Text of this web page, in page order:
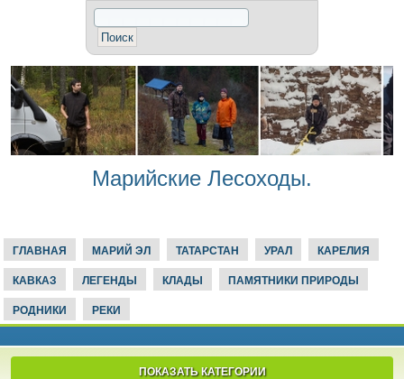
Марийские Лесоходы.
ГЛАВНАЯ МАРИЙ ЭЛ ТАТАРСТАН УРАЛ КАРЕЛИЯ
КАВКАЗ ЛЕГЕНДЫ КЛАДЫ ПАМЯТНИКИ ПРИРОДЫ
РОДНИКИ РЕКИ
ПОКАЗАТЬ КАТЕГОРИИ